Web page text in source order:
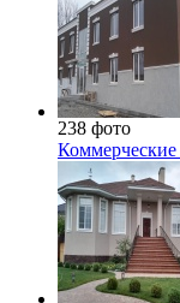
238 фото